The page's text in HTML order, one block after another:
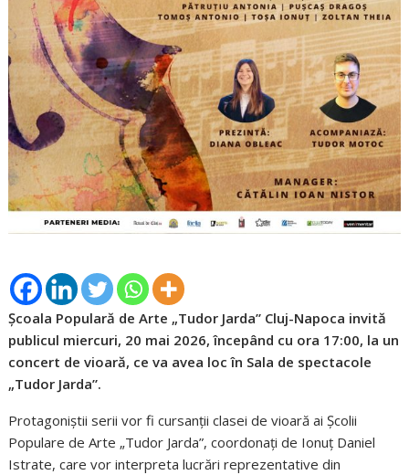
Școala Populară de Arte „Tudor Jarda” Cluj-Napoca invită
publicul miercuri, 20 mai 2026, începând cu ora 17:00, la un
concert de vioară, ce va avea loc în Sala de spectacole
„Tudor Jarda”.
Protagoniștii serii vor fi cursanții clasei de vioară ai Școlii
Populare de Arte „Tudor Jarda”, coordonați de Ionuț Daniel
Istrate, care vor interpreta lucrări reprezentative din